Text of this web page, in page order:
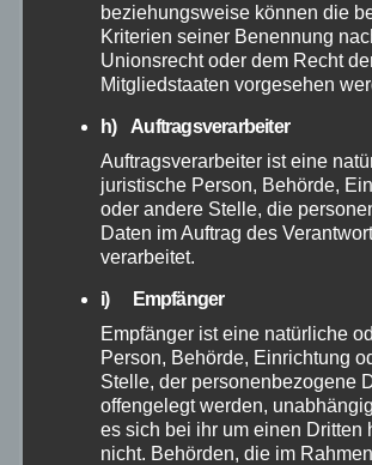
Hilfsorganisationen
Mayen-Koblenz
Neuwied
Polizei
Rettungsdienst
Rhein-Lahn
beziehungsweise können die
Kriterien seiner Benennung
Unionsrecht oder dem Recht
Mitgliedstaaten vorgesehen
h) Auftragsverarbeiter
Auftragsverarbeiter ist eine
juristische Person, Behörde,
oder andere Stelle, die
Daten im Auftrag des
verarbeitet.
i) Empfänger
Empfänger ist eine natürliche
Person, Behörde, Einrichtung
Stelle, der personenbezogene
offengelegt werden,
es sich bei ihr um einen Dritten
nicht. Behörden, die im